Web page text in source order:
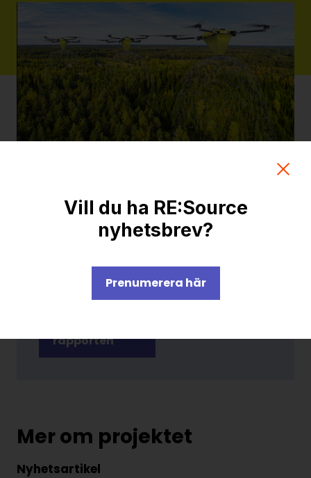
Slutrapport
drönarbaserad
askåterföring
ökade flöden av bioaska
som återförs till skog
rapporten
Mer om projektet
Nyhetsartikel
Vill du ha RE:Source
nyhetsbrev?
Prenumerera här